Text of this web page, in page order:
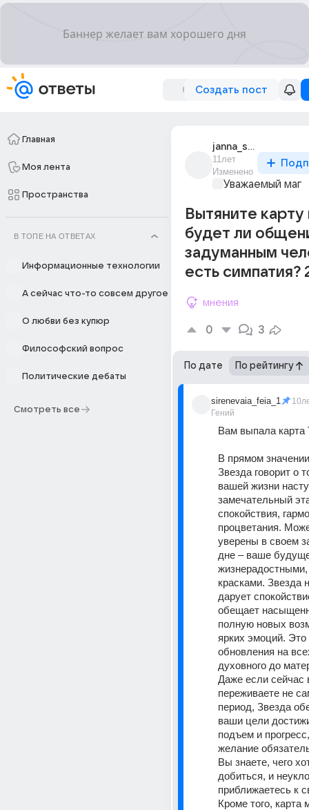
Создать пост
Главная
Моя лента
Пространства
В ТОПЕ НА ОТВЕТАХ
Информационные технологии
А сейчас что-то совсем другое
О любви без купюр
Философский вопрос
Политические дебаты
Смотреть все
janna_sheih
11лет
Изменено
Уважаемый маг
Вытяните
будет ли
задуманным
есть симпатия?
мнения
0 3
По дате По рейтингу
sirenevaia_feia_1
Гений
Вам выпала
В прямом
Звезда говорит о
вашей жизни
замечательный
спокойствия,
процветания.
уверены в своем
дне – ваше
красками. Звезда
дарует
обещает
полную новых
ярких эмоций. Это
обновления на
духовного до
Даже если сейчас
переживаете не
период, Звезда
ваши цели
подъем и
желание
Вы знаете, чего
добиться, и
приближаетесь к
Кроме того, карта